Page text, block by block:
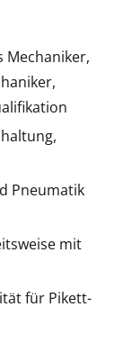
Mechaniker,
Pneumatik
mit
für Pikett-